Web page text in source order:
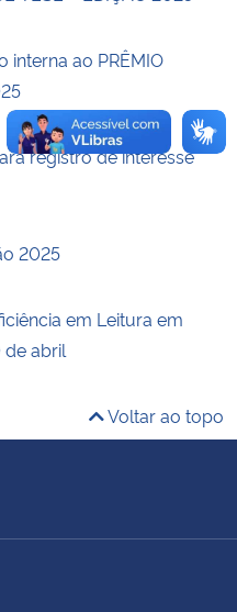
interna ao PRÊMIO
registro de interesse
2025
em Leitura em
de abril
Voltar ao topo